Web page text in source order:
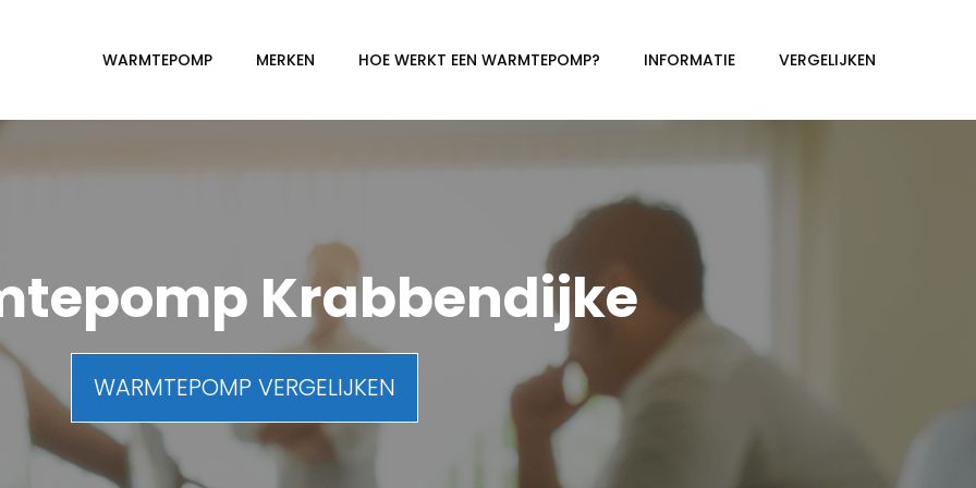
WARMTEPOMP MERKEN HOE WERKT EEN WARMTEPOMP? INFORMATIE VERGELIJKEN
Krabbendijke
WARMTEPOMP VERGELIJKEN